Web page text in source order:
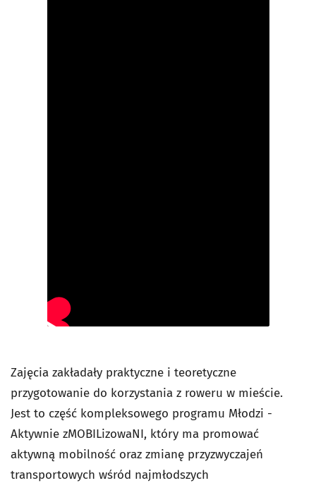
Zajęcia zakładały praktyczne i teoretyczne
przygotowanie do korzystania z roweru w mieście.
Jest to część kompleksowego programu Młodzi -
Aktywnie zMOBILizowaNI, który ma promować
aktywną mobilność oraz zmianę przyzwyczajeń
transportowych wśród najmłodszych